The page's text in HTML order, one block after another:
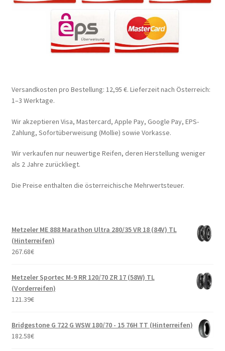
Versandkosten pro Bestellung: 12,95 €. Lieferzeit nach Österreich:
1–3 Werktage.
Wir akzeptieren Visa, Mastercard, Apple Pay, Google Pay, EPS-
Zahlung, Sofortüberweisung (Mollie) sowie Vorkasse.
Wir verkaufen nur neuwertige Reifen, deren Herstellung weniger
als 2 Jahre zurückliegt.
Die Preise enthalten die österreichische Mehrwertsteuer.
Metzeler ME 888 Marathon Ultra 280/35 VR 18 (84V) TL
(Hinterreifen)
267.68€
Metzeler Sportec M-9 RR 120/70 ZR 17 (58W) TL
(Vorderreifen)
121.39€
Bridgestone G 722 G WSW 180/70 - 15 76H TT (Hinterreifen)
182.58€